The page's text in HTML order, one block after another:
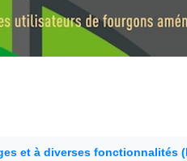
et à diverses fonctionnalités